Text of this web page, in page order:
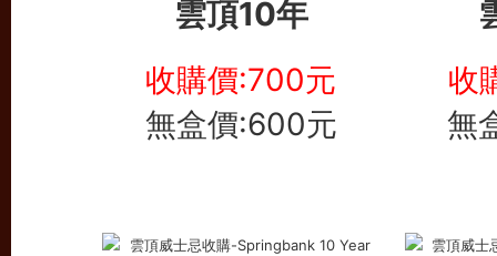
雲頂10年
收購價:700元
無盒價:600元
收
無